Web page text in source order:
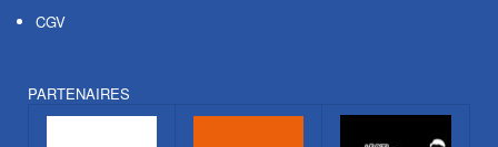
CGV
PARTENAIRES